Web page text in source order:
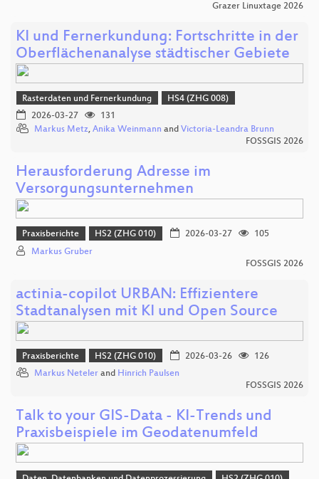
Grazer Linuxtage 2026
KI und Fernerkundung: Fortschritte in der
Oberflächenanalyse städtischer Gebiete
Rasterdaten und Fernerkundung
HS4 (ZHG 008)
2026-03-27
131
Markus Metz, Anika Weinmann and Victoria-Leandra Brunn
FOSSGIS 2026
Herausforderung Adresse im
Versorgungsunternehmen
Praxisberichte HS2 (ZHG 010) 2026-03-27
105
Markus Gruber
FOSSGIS 2026
actinia-copilot URBAN: Effizientere
Stadtanalysen mit KI und Open Source
Praxisberichte HS2 (ZHG 010) 2026-03-26
126
Markus Neteler and Hinrich Paulsen
FOSSGIS 2026
Talk to your GIS-Data - KI-Trends und
Praxisbeispiele im Geodatenumfeld